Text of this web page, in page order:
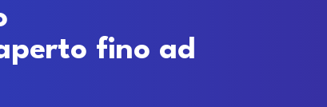
fino ad